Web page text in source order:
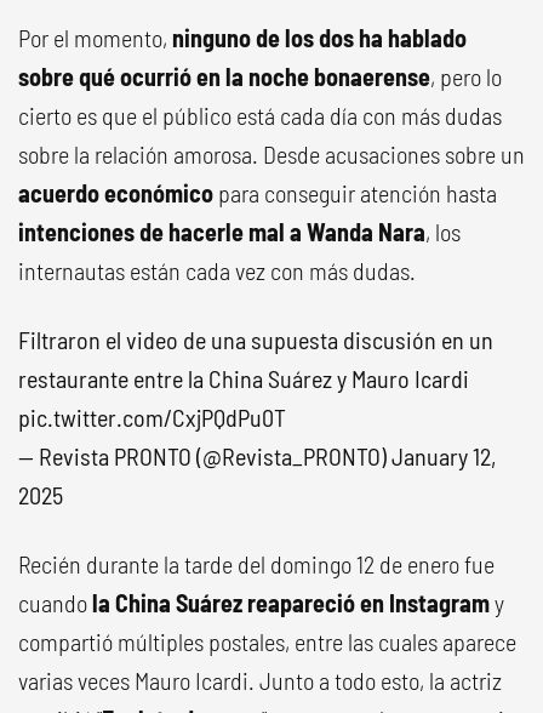
Por el momento, ninguno de los dos ha hablado
sobre qué ocurrió en la noche bonaerense, pero lo
cierto es que el público está cada día con más dudas
sobre la relación amorosa. Desde acusaciones sobre un
acuerdo económico para conseguir atención hasta
intenciones de hacerle mal a Wanda Nara, los
internautas están cada vez con más dudas.
Filtraron el video de una supuesta discusión en un
restaurante entre la China Suárez y Mauro Icardi
pic.twitter.com/CxjPQdPu0T
— Revista PRONTO (@Revista_PRONTO)January 12,
2025
Recién durante la tarde del domingo 12 de enero fue
cuandola China Suárez reapareció en Instagramy
compartió múltiples postales, entre las cuales aparece
varias veces Mauro Icardi. Junto a todo esto, la actriz